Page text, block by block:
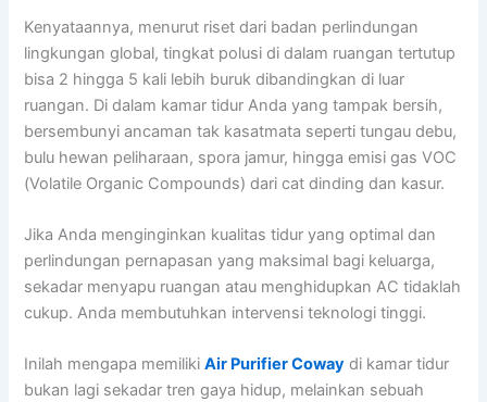
Kenyataannya, menurut riset dari badan perlindungan
lingkungan global, tingkat polusi di dalam ruangan tertutup
bisa 2 hingga 5 kali lebih buruk dibandingkan di luar
ruangan. Di dalam kamar tidur Anda yang tampak bersih,
bersembunyi ancaman tak kasatmata seperti tungau debu,
bulu hewan peliharaan, spora jamur, hingga emisi gas VOC
(Volatile Organic Compounds) dari cat dinding dan kasur.
Jika Anda menginginkan kualitas tidur yang optimal dan
perlindungan pernapasan yang maksimal bagi keluarga,
sekadar menyapu ruangan atau menghidupkan AC tidaklah
cukup. Anda membutuhkan intervensi teknologi tinggi.
Inilah mengapa memilikiAir Purifier Coway di kamar tidur
bukan lagi sekadar tren gaya hidup, melainkan sebuah